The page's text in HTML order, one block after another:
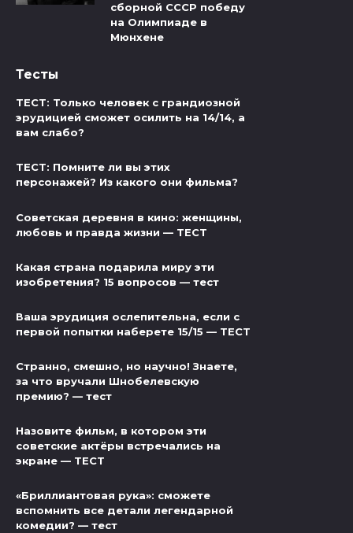
сборной СССР победу
на Олимпиаде в
Мюнхене
Тесты
ТЕСТ: Только человек с грандиозной
эрудицией сможет осилить на 14/14, а
вам слабо?
ТЕСТ: Помните ли вы этих
персонажей? Из какого они фильма?
Советская деревня в кино: женщины,
любовь и правда жизни — ТЕСТ
Какая страна подарила миру эти
изобретения? 15 вопросов — тест
Ваша эрудиция ослепительна, если с
первой попытки наберете 15/15 — ТЕСТ
Странно, смешно, но научно! Знаете,
за что вручали Шнобелевскую
премию? — тест
Назовите фильм, в котором эти
советские актёры встречались на
экране — ТЕСТ
«Бриллиантовая рука»: сможете
вспомнить все детали легендарной
комедии? — тест